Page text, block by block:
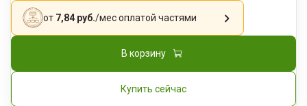
от 7,84 руб./месоплатой частями
В корзину
Купить сейчас